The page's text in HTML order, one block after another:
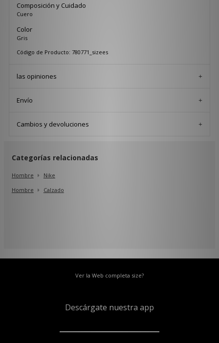
Composición y Cuidado
Cuero
Color
Gris
Código de Producto: 780771_sizees
las opiniones
Envío
Cambios y devoluciones
Categorías relacionadas
Hombre
Nike
Hombre
Calzado
Ver la Web completa size?
Descárgate nuestra app